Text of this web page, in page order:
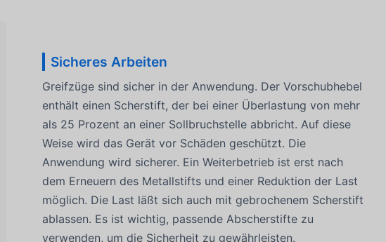
Sicheres Arbeiten
Greifzüge sind sicher in der Anwendung. Der Vorschubhebel
enthält einen Scherstift, der bei einer Überlastung von mehr
als 25 Prozent an einer Sollbruchstelle abbricht. Auf diese
Weise wird das Gerät vor Schäden geschützt. Die
Anwendung wird sicherer. Ein Weiterbetrieb ist erst nach
dem Erneuern des Metallstifts und einer Reduktion der Last
möglich. Die Last läßt sich auch mit gebrochenem Scherstift
ablassen. Es ist wichtig, passende Abscherstifte zu
verwenden, um die Sicherheit zu gewährleisten.